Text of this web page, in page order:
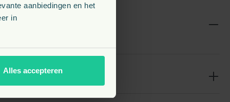
aanbiedingen en het
in
Alles accepteren